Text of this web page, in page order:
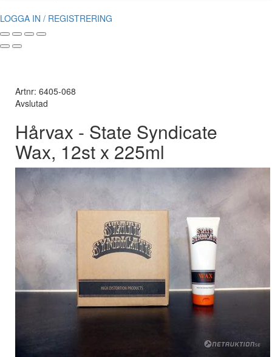
LOGGA IN / REGISTRERING
Artnr: 6405-068
Avslutad
Hårvax - State Syndicate
Wax, 12st x 225ml